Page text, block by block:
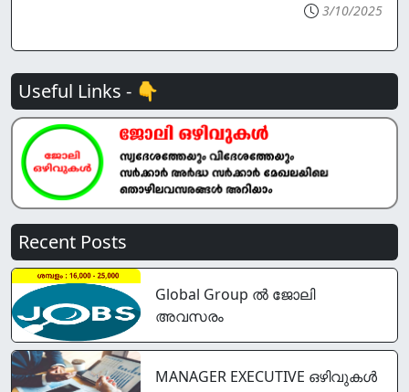
3/10/2025
Useful Links - 👇
Recent Posts
Global Group ൽ ജോലി
അവസരം
MANAGER EXECUTIVE ഒഴിവുകൾ